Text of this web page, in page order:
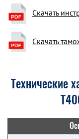
Скачать
Скачать
Технические